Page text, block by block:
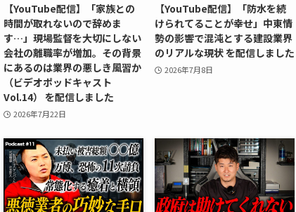
【YouTube配信】「家族との
時間が取れないので辞めま
す…」現場監督を大切にしない
会社の離職率が増加。その背景
にあるのは業界の悪しき風習か
（ビデオポッドキャスト
Vol.14） を配信しました
2026年7月22日
【YouTube配信】「防水を続
けられてることが幸せ」中東情
勢の影響で混沌とする建設業界
のリアルな現状 を配信しました
2026年7月8日